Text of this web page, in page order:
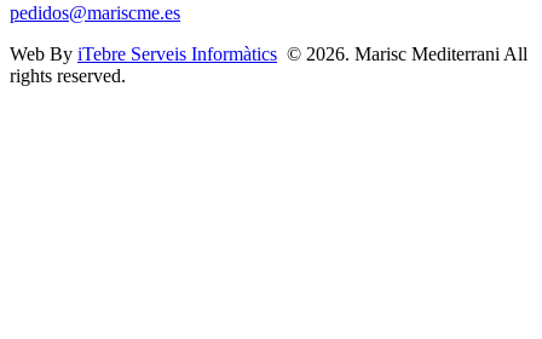
pedidos@mariscme.es
Web By iTebre Serveis Informàtics © 2026. Marisc Mediterrani All
rights reserved.